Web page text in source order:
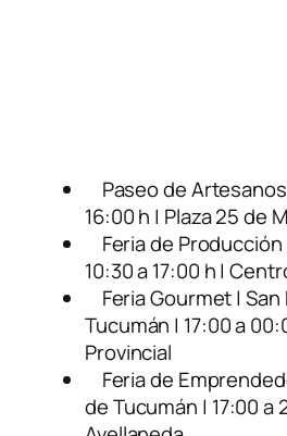
Paseo de
16:00 h | Plaza 25 de
Feria de Producción
10:30 a 17:00 h |
Feria Gourmet |
Tucumán | 17:00 a
Provincial
Feria de
de Tucumán | 17:00 a